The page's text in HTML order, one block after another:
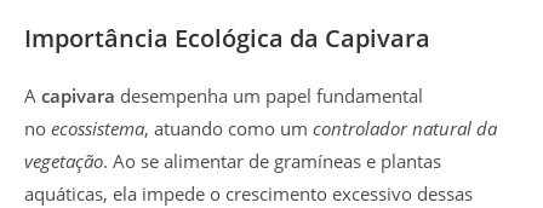
Importância Ecológica da Capivara
A capivara desempenha um papel fundamental
no ecossistema, atuando como um controlador natural da
vegetação. Ao se alimentar de gramíneas e plantas
aquáticas, ela impede o crescimento excessivo dessas